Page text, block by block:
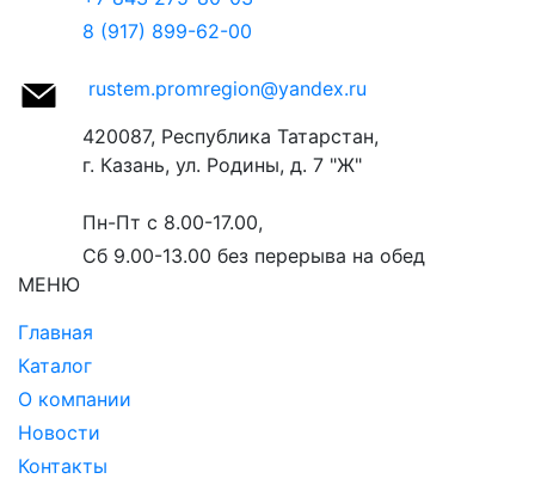
8 (917) 899-62-00
rustem.promregion@yandex.ru
420087, Республика Татарстан,
г. Казань, ул. Родины, д. 7 "Ж"
Пн-Пт с 8.00-17.00,
Сб 9.00-13.00 без перерыва на обед
МЕНЮ
Главная
Каталог
О компании
Новости
Контакты